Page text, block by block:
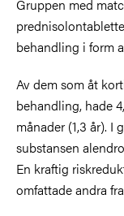
Gruppen med
behandling i form
Av dem som åt
behandling, hade
månader (1,3 år). I
substansen
En kraftig
omfattade andra